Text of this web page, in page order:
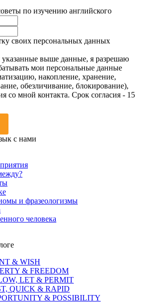
по изучению английского
своих персональных данных
указанные выше данные, я разрешаю
мои персональные данные
накопление, хранение,
обезличивание, блокирование),
со мной контакта. Срок согласия - 15
с нами
и фразеологизмы
человека
& WISH
& FREEDOM
LET & PERMIT
QUICK & RAPID
& POSSIBILITY